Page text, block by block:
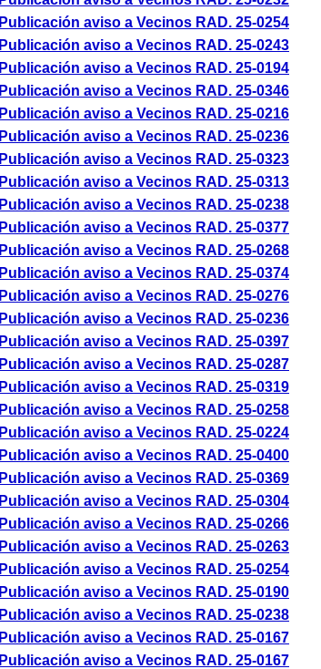
Publicación aviso a Vecinos RAD. 25-0254
Publicación aviso a Vecinos RAD. 25-0243
Publicación aviso a Vecinos RAD. 25-0194
Publicación aviso a Vecinos RAD. 25-0346
Publicación aviso a Vecinos RAD. 25-0216
Publicación aviso a Vecinos RAD. 25-0236
Publicación aviso a Vecinos RAD. 25-0323
Publicación aviso a Vecinos RAD. 25-0313
Publicación aviso a Vecinos RAD. 25-0238
Publicación aviso a Vecinos RAD. 25-0377
Publicación aviso a Vecinos RAD. 25-0268
Publicación aviso a Vecinos RAD. 25-0374
Publicación aviso a Vecinos RAD. 25-0276
Publicación aviso a Vecinos RAD. 25-0236
Publicación aviso a Vecinos RAD. 25-0397
Publicación aviso a Vecinos RAD. 25-0287
Publicación aviso a Vecinos RAD. 25-0319
Publicación aviso a Vecinos RAD. 25-0258
Publicación aviso a Vecinos RAD. 25-0224
Publicación aviso a Vecinos RAD. 25-0400
Publicación aviso a Vecinos RAD. 25-0369
Publicación aviso a Vecinos RAD. 25-0304
Publicación aviso a Vecinos RAD. 25-0266
Publicación aviso a Vecinos RAD. 25-0263
Publicación aviso a Vecinos RAD. 25-0254
Publicación aviso a Vecinos RAD. 25-0190
Publicación aviso a Vecinos RAD. 25-0238
Publicación aviso a Vecinos RAD. 25-0167
Publicación aviso a Vecinos RAD. 25-0167